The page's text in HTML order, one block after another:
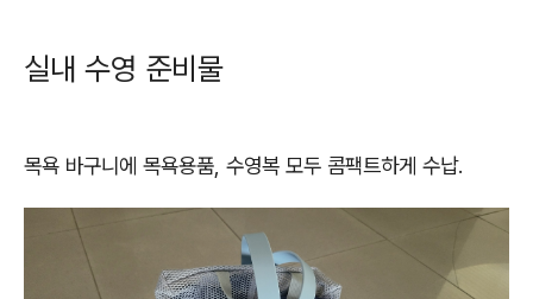
실내 수영 준비물
목욕 바구니에 목욕용품, 수영복 모두 콤팩트하게 수납.